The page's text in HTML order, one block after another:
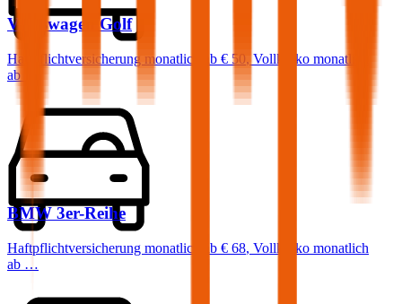
Volkswagen Golf
Haftpflichtversicherung monatlich ab € 50,Vollkasko monatlich
ab …
BMW 3er-Reihe
Haftpflichtversicherung monatlich ab € 68, Vollkasko monatlich
ab …